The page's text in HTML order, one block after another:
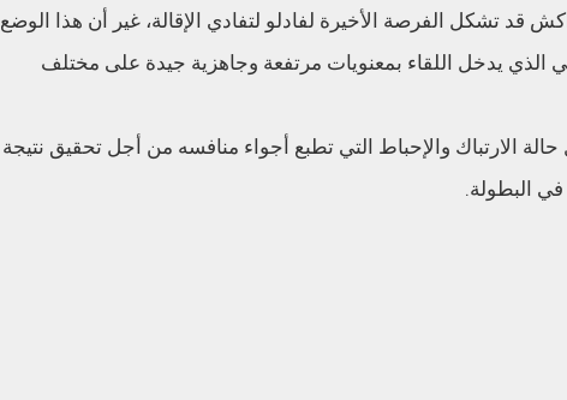
قد تشكل الفرصة الأخيرة لفادلو لتفادي الإقالة، غير أن هذا الوضع
يدخل اللقاء بمعنويات مرتفعة وجاهزية جيدة على مختلف
الارتباك والإحباط التي تطبع أجواء منافسه من أجل تحقيق نتيجة
في البطولة.